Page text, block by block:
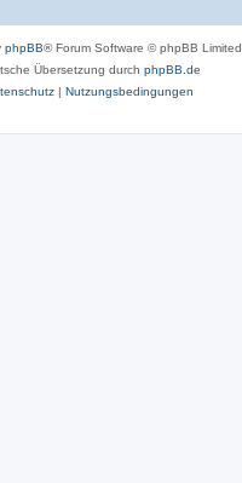
phpBB® Forum Software © phpBB Limited
Übersetzung durch phpBB.de
| Nutzungsbedingungen